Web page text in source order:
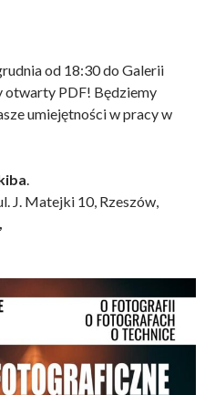
od 18:30 do Galerii
otwarty PDF! Będziemy
umiejętności w pracy w
ul. J. Matejki 10, Rzeszów,